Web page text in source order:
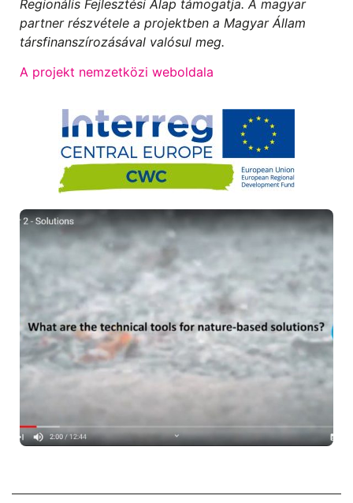
Regionális Fejlesztési Alap támogatja. A magyar
partner részvétele a projektben a Magyar Állam
társfinanszírozásával valósul meg.
A projekt nemzetközi weboldala